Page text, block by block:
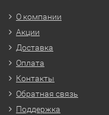
О компании
Акции
Доставка
Оплата
Контакты
Обратная связь
Поддержка